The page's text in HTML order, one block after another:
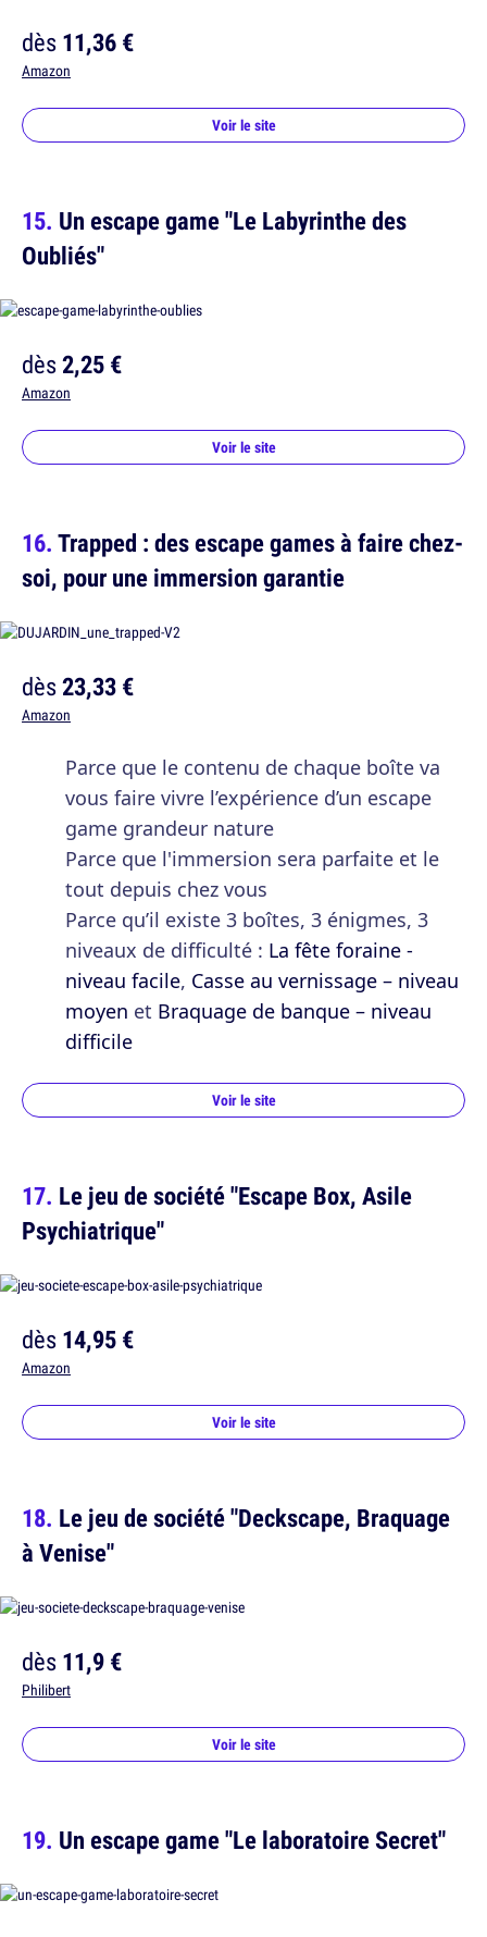
dès11,36 €
Amazon
Voir le site
Un escape game "Le Labyrinthe des
Oubliés"
dès2,25 €
Amazon
Voir le site
Trapped : des escape games à faire chez-
soi, pour une immersion garantie
dès23,33 €
Amazon
Parce que le contenu de chaque boîte va
vous faire vivre l’expérience d’un escape
game grandeur nature
Parce que l'immersion sera parfaite et le
tout depuis chez vous
Parce qu’il existe 3 boîtes, 3 énigmes, 3
niveaux de difficulté : La fête foraine -
niveau facile, Casse au vernissage – niveau
moyen et Braquage de banque – niveau
difficile
Voir le site
Le jeu de société "Escape Box, Asile
Psychiatrique"
dès14,95 €
Amazon
Voir le site
Le jeu de société "Deckscape, Braquage
à Venise"
dès11,9 €
Philibert
Voir le site
Un escape game "Le laboratoire Secret"